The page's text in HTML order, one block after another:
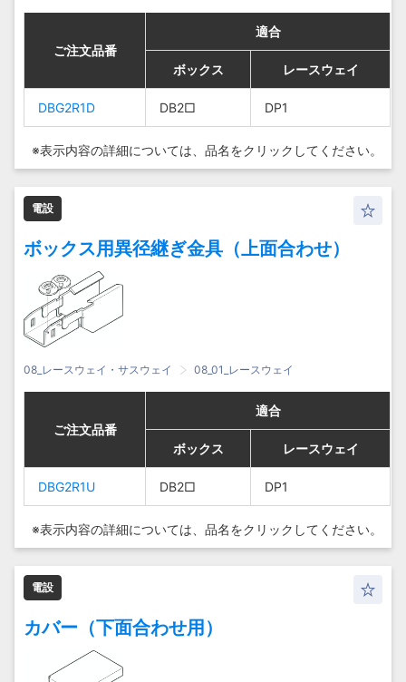
ご注文品番
ボックス レースウェイ
DBG2R1D DB2□
ご注文品番
適合
ボックス レースウェイ
DBG2R1D DB2□ DP1
ご注文品番
ボックス レースウェイ
DBG2R1D DB2□
ご注文品番
適合
ボックス レースウェイ
DBG2R1D DB2□ DP1
※表示内容の詳細については、 品名をクリックしてください。
電設
ボックス用異径継ぎ金具（上面合わせ）
08_レースウェイ・サスウェイ 08_01_レースウェイ
ご注文品番
ボックス レースウェイ
DBG2R1U DB2□
ご注文品番
適合
ボックス レースウェイ
DBG2R1U DB2□ DP1
ご注文品番
ボックス レースウェイ
DBG2R1U DB2□
ご注文品番
適合
ボックス レースウェイ
DBG2R1U DB2□ DP1
※表示内容の詳細については、 品名をクリックしてください。
電設
カバー（下面合わせ用）